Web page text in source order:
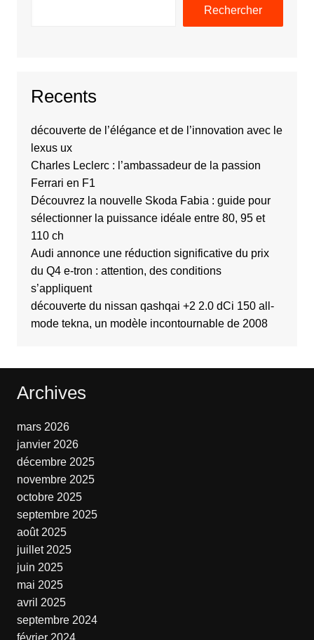
Rechercher
Recents
découverte de l’élégance et de l’innovation avec le
lexus ux
Charles Leclerc : l’ambassadeur de la passion
Ferrari en F1
Découvrez la nouvelle Skoda Fabia : guide pour
sélectionner la puissance idéale entre 80, 95 et
110 ch
Audi annonce une réduction significative du prix
du Q4 e-tron : attention, des conditions
s’appliquent
découverte du nissan qashqai +2 2.0 dCi 150 all-
mode tekna, un modèle incontournable de 2008
Archives
mars 2026
janvier 2026
décembre 2025
novembre 2025
octobre 2025
septembre 2025
août 2025
juillet 2025
juin 2025
mai 2025
avril 2025
septembre 2024
février 2024